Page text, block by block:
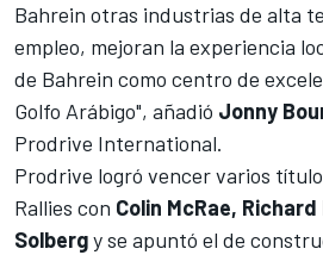
Bahrein otras industrias de alta
empleo, mejoran la experiencia
de Bahrein como centro de
Golfo Arábigo", añadió Jonny
Prodrive International.
Prodrive logró vencer varios
Rallies con Colin McRae,
Solbergy se apuntó el de